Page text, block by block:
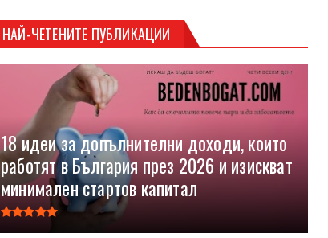
НАЙ-ЧЕТЕНИТЕ ПУБЛИКАЦИИ
18 идеи за допълнителни доходи, които
работят в България през 2026 и изискват
минимален стартов капитал